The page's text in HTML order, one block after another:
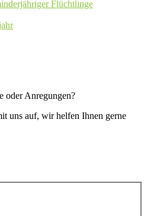
Flüchtlinge
oder Anregungen?
uns auf, wir helfen Ihnen gerne